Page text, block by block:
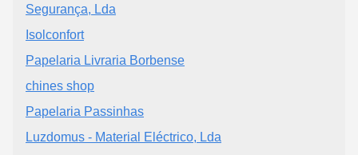
Segurança, Lda
Isolconfort
Papelaria Livraria Borbense
chines shop
Papelaria Passinhas
Luzdomus - Material Eléctrico, Lda